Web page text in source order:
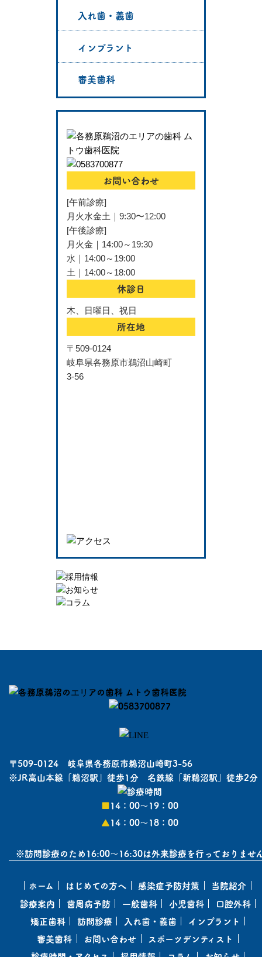
入れ歯・義歯
インプラント
審美歯科
お問い合わせ
[午前診療]
月火水金土｜9:30〜12:00
[午後診療]
月火金｜14:00～19:30
水｜14:00～19:00
土｜14:00～18:00
休診日
木、日曜日、祝日
所在地
〒509-0124
岐阜県各務原市鵜沼山崎町
3-56
〒509-0124 岐阜県各務原市鵜沼山崎町3-56
※JR高山本線「鵜沼駅」徒歩1分 名鉄線「新鵜沼駅」徒歩2分
■14：00〜19：00
▲14：00〜18：00
※訪問診療のため16:00～16:30は外来診療を行っておりませ
ホーム はじめての方へ 感染症予防対策
当院紹介
診療案内
歯周病予防 一般歯科 小児歯科
口腔外科
矯正歯科
訪問診療 入れ歯・義歯
インプラント
審美歯科
お問い合わせ
スポーツデンティスト